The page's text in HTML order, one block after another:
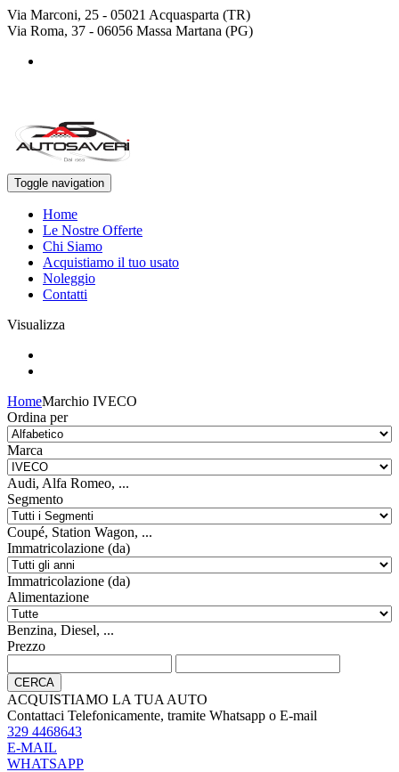
Via Marconi, 25 - 05021 Acquasparta (TR)
Via Roma, 37 - 06056 Massa Martana (PG)
Toggle navigation
Home
Le Nostre Offerte
Chi Siamo
Acquistiamo il tuo usato
Noleggio
Contatti
Visualizza
HomeMarchio IVECO
Ordina per
Marca
Audi, Alfa Romeo, ...
Segmento
Coupé, Station Wagon, ...
Immatricolazione (da)
Immatricolazione (da)
Alimentazione
Benzina, Diesel, ...
Prezzo
CERCA
ACQUISTIAMO LA TUA AUTO
Contattaci Telefonicamente, tramite Whatsapp o E-mail
329 4468643
E-MAIL
WHATSAPP